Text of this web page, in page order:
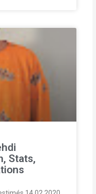
Stats,